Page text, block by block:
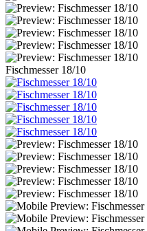
Fischmesser 18/10